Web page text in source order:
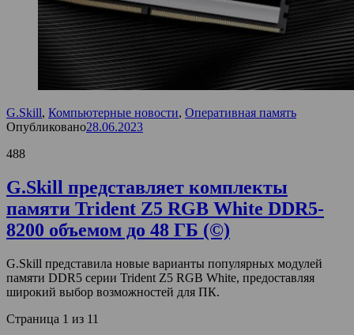
G.Skill, Компьютерные новости, Оперативная память
Опубликовано28.06.2023
488
G.Skill представляет комплекты
памяти Trident Z5 RGB White DDR5-
8200 объемом до 48 ГБ (©)
G.Skill представила новые варианты популярных модулей
памяти DDR5 серии Trident Z5 RGB White, предоставляя
широкий выбор возможностей для ПК.
Страница 1 из 11